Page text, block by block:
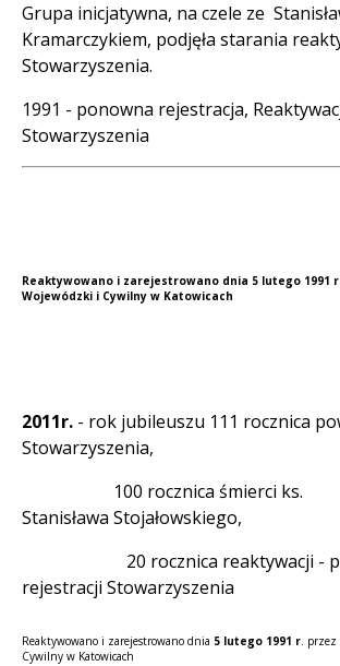
Grupa inicjatywna, na czele ze
Kramarczykiem, podjęła starania
Stowarzyszenia.
1991 - ponowna rejestracja,
Stowarzyszenia
Reaktywowano i zarejestrowano dnia 5 lutego 1991
Wojewódzki i Cywilny w Katowicach
2011r. - rok jubileuszu 111 rocznica
Stowarzyszenia,
100 rocznica śmierci ks.
Stanisława Stojałowskiego,
20 rocznica reaktywacji -
rejestracji Stowarzyszenia
Reaktywowano i zarejestrowano dnia 5 lutego 1991 r. przez
Cywilny w Katowicach